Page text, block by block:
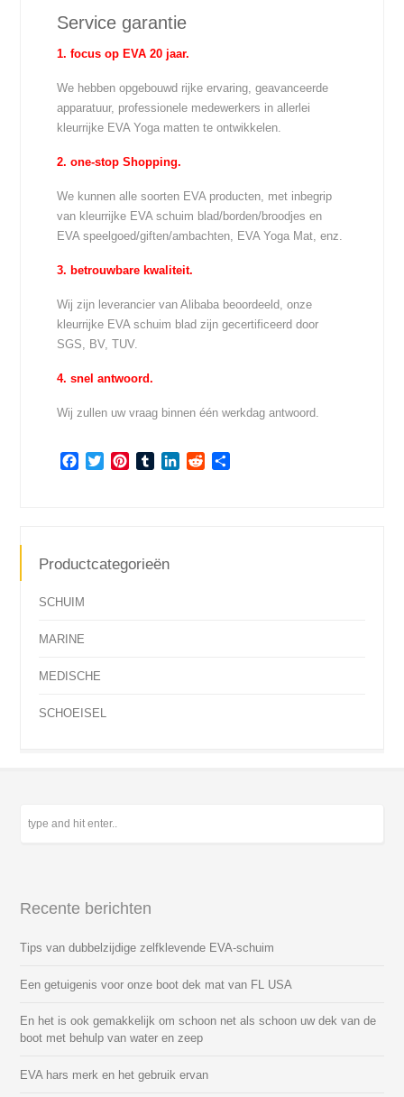
Service garantie
1. focus op EVA 20 jaar.
We hebben opgebouwd rijke ervaring, geavanceerde
apparatuur, professionele medewerkers in allerlei
kleurrijke EVA Yoga matten te ontwikkelen.
2. one-stop Shopping.
We kunnen alle soorten EVA producten, met inbegrip
van kleurrijke EVA schuim blad/borden/broodjes en
EVA speelgoed/giften/ambachten, EVA Yoga Mat, enz.
3. betrouwbare kwaliteit.
Wij zijn leverancier van Alibaba beoordeeld, onze
kleurrijke EVA schuim blad zijn gecertificeerd door
SGS, BV, TUV.
4. snel antwoord.
Wij zullen uw vraag binnen één werkdag antwoord.
Facebook
TwitterPinterestTumblrLinkedInReddit
Productcategorieën
SCHUIM
MARINE
MEDISCHE
SCHOEISEL
Recente berichten
Tips van dubbelzijdige zelfklevende EVA-schuim
Een getuigenis voor onze boot dek mat van FL USA
En het is ook gemakkelijk om schoon net als schoon uw dek van de
boot met behulp van water en zeep
EVA hars merk en het gebruik ervan